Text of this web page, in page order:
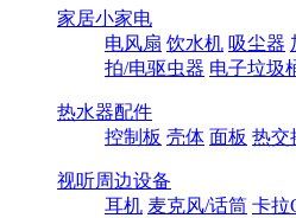
家居小家电
电风扇 饮水机 吸尘器
拍/电驱虫器 电子垃圾
热水器配件
控制板 壳体 面板 热交
视听周边设备
耳机 麦克风/话筒 卡拉